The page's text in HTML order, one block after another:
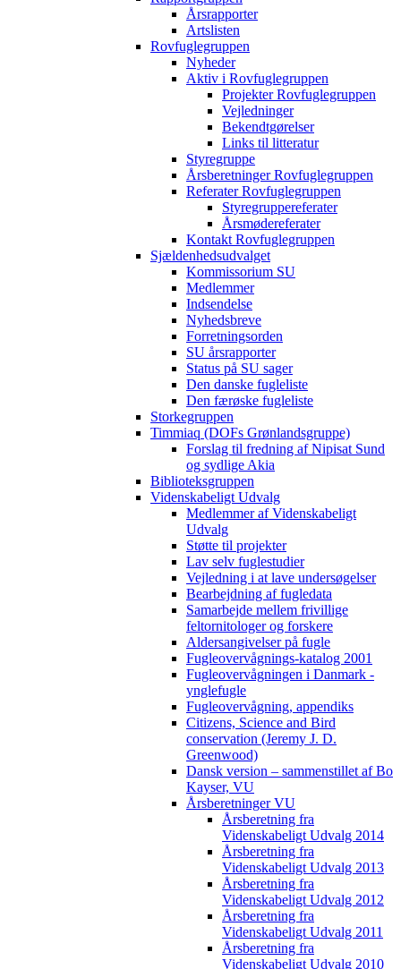
Årsrapporter
Artslisten
Rovfuglegruppen
Nyheder
Aktiv i Rovfuglegruppen
Projekter Rovfuglegruppen
Vejledninger
Bekendtgørelser
Links til litteratur
Styregruppe
Årsberetninger Rovfuglegruppen
Referater Rovfuglegruppen
Styregruppereferater
Årsmødereferater
Kontakt Rovfuglegruppen
Sjældenhedsudvalget
Kommissorium SU
Medlemmer
Indsendelse
Nyhedsbreve
Forretningsorden
SU årsrapporter
Status på SU sager
Den danske fugleliste
Den færøske fugleliste
Storkegruppen
Timmiaq (DOFs Grønlandsgruppe)
Forslag til fredning af Nipisat Sund
og sydlige Akia
Biblioteksgruppen
Videnskabeligt Udvalg
Medlemmer af Videnskabeligt
Udvalg
Støtte til projekter
Lav selv fuglestudier
Vejledning i at lave undersøgelser
Bearbejdning af fugledata
Samarbejde mellem frivillige
feltornitologer og forskere
Aldersangivelser på fugle
Fugleovervågnings-katalog 2001
Fugleovervågningen i Danmark -
ynglefugle
Fugleovervågning, appendiks
Citizens, Science and Bird
conservation (Jeremy J. D.
Greenwood)
Dansk version – sammenstillet af Bo
Kayser, VU
Årsberetninger VU
Årsberetning fra
Videnskabeligt Udvalg 2014
Årsberetning fra
Videnskabeligt Udvalg 2013
Årsberetning fra
Videnskabeligt Udvalg 2012
Årsberetning fra
Videnskabeligt Udvalg 2011
Årsberetning fra
Videnskabeligt Udvalg 2010